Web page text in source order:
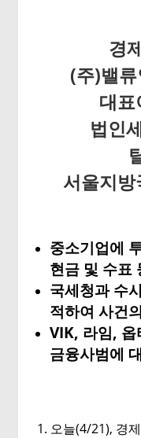
경
(주)밸
대
법인
서울지
중소기업에
현금 및 수표
국세청과 수
적하여 사건
VIK, 라임, 옵
금융사범에
1. 오늘(4/21), 경